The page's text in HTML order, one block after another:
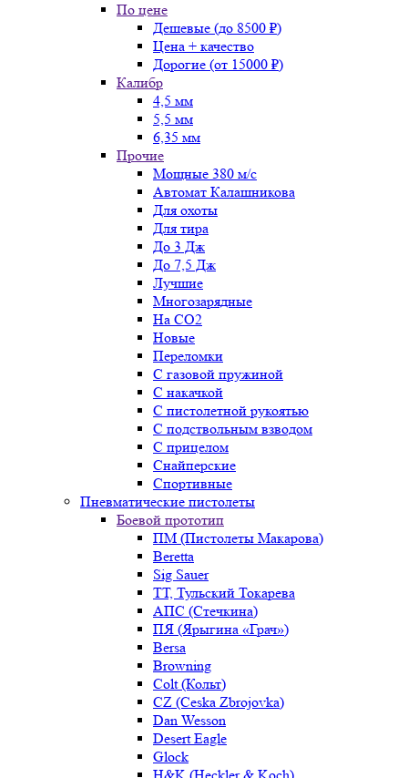
По цене
Дешевые (до 8500 ₽)
Цена + качество
Дорогие (от 15000 ₽)
Калибр
4,5 мм
5,5 мм
6,35 мм
Прочие
Мощные 380 м/с
Автомат Калашникова
Для охоты
Для тира
До 3 Дж
До 7,5 Дж
Лучшие
Многозарядные
На CO2
Новые
Переломки
С газовой пружиной
С накачкой
С пистолетной рукоятью
С подствольным взводом
С прицелом
Снайперские
Спортивные
Пневматические пистолеты
Боевой прототип
ПМ (Пистолеты Макарова)
Beretta
Sig Sauer
ТТ, Тульский Токарева
АПС (Стечкина)
ПЯ (Ярыгина «Грач»)
Bersa
Browning
Colt (Кольт)
CZ (Ceska Zbrojovka)
Dan Wesson
Desert Eagle
Glock